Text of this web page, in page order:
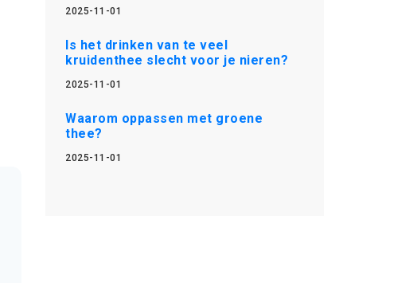
2025-11-01
Is het drinken van te veel
kruidenthee slecht voor je nieren?
2025-11-01
Waarom oppassen met groene
thee?
2025-11-01